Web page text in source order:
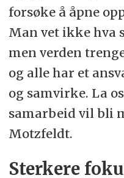
forsøke å åpne
Man vet ikke hva
men verden
og alle har et
og samvirke. La
samarbeid vil bli
Motzfeldt.
Sterkere